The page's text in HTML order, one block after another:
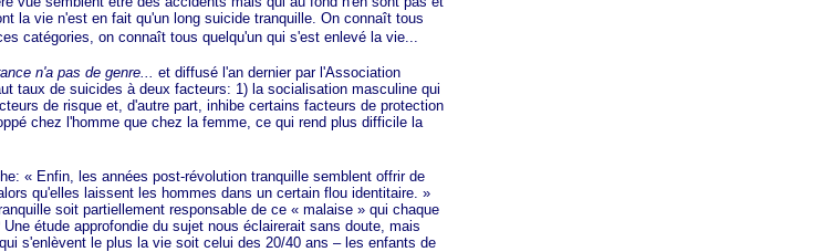
la vie n'est en fait qu'un long suicide tranquille. On connaît tous
catégories, on connaît tous quelqu'un qui s'est enlevé la vie...
n'a pas de genre... et diffusé l'an dernier par l'Association
taux de suicides à deux facteurs: 1) la socialisation masculine qui
de risque et, d'autre part, inhibe certains facteurs de protection
chez l'homme que chez la femme, ce qui rend plus difficile la
« Enfin, les années post-révolution tranquille semblent offrir de
qu'elles laissent les hommes dans un certain flou identitaire. »
soit partiellement responsable de ce « malaise »qui chaque
étude approfondie du sujet nous éclairerait sans doute, mais
s'enlèvent le plus la vie soit celui des 20/40 ans – les enfants de